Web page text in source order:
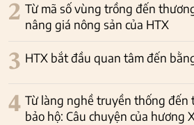
2 Từ mã số vùng trồng đến
nâng giá nông sản của HTX
3 HTX bắt đầu quan tâm đến
4 Từ làng nghề truyền thống đến
bảo hộ: Câu chuyện của hương